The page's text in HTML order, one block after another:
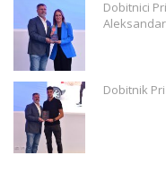
Dobitnici
Dobitnik